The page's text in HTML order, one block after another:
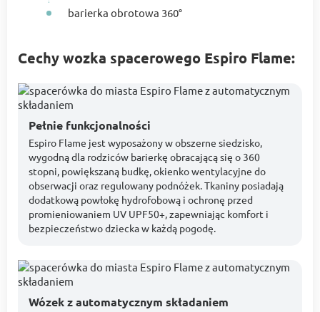
barierka obrotowa 360°
Cechy wozka spacerowego Espiro Flame:
Pełnie funkcjonalności
Espiro Flame jest wyposażony w obszerne siedzisko,
wygodną dla rodziców barierkę obracającą się o 360
stopni, powiększaną budkę, okienko wentylacyjne do
obserwacji oraz regulowany podnóżek. Tkaniny posiadają
dodatkową powłokę hydrofobową i ochronę przed
promieniowaniem UV UPF50+, zapewniając komfort i
bezpieczeństwo dziecka w każdą pogodę.
Wózek z automatycznym składaniem